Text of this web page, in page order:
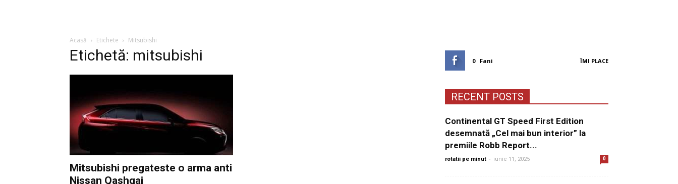
Acasă Etichete Mitsubishi
Etichetă: mitsubishi
Mitsubishi pregateste o arma anti
Nissan Qashqai
0 Fani ÎMI PLACE
RECENT POSTS
Continental GT Speed First Edition
desemnată „Cel mai bun interior” la
premiile Robb Report...
rotatii pe minut - iunie 11, 2025 0